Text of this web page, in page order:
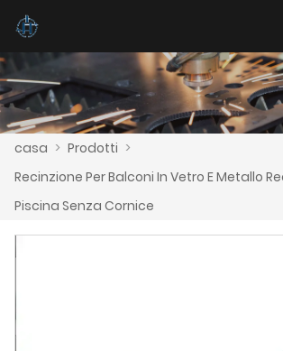
casa > Prodotti >
Recinzione Per Balconi In Vetro E Metallo
Piscina Senza Cornice